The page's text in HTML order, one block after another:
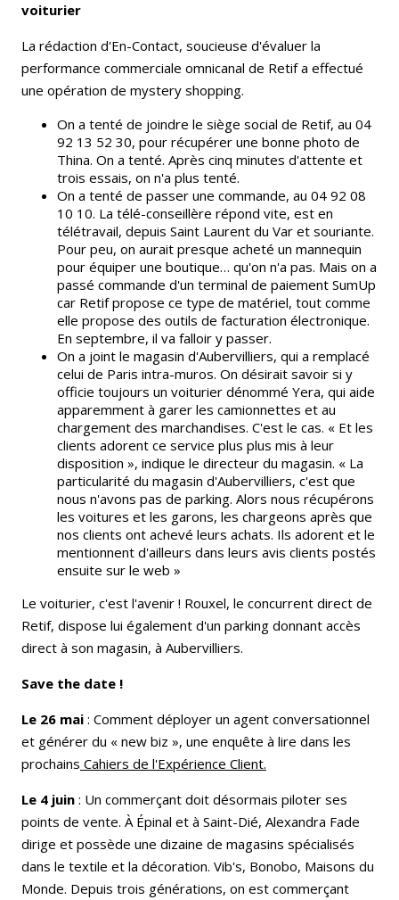
voiturier
La rédaction d'En-Contact, soucieuse d'évaluer la
performance commerciale omnicanal de Retif a effectué
une opération de mystery shopping.
On a tenté de joindre le siège social de Retif, au 04
92 13 52 30, pour récupérer une bonne photo de
Thina. On a tenté. Après cinq minutes d'attente et
trois essais, on n'a plus tenté.
On a tenté de passer une commande, au 04 92 08
10 10. La télé-conseillère répond vite, est en
télétravail, depuis Saint Laurent du Var et souriante.
Pour peu, on aurait presque acheté un mannequin
pour équiper une boutique… qu'on n'a pas. Mais on a
passé commande d'un terminal de paiement SumUp
car Retif propose ce type de matériel, tout comme
elle propose des outils de facturation électronique.
En septembre, il va falloir y passer.
On a joint le magasin d'Aubervilliers, qui a remplacé
celui de Paris intra-muros. On désirait savoir si y
officie toujours un voiturier dénommé Yera, qui aide
apparemment à garer les camionnettes et au
chargement des marchandises. C'est le cas. « Et les
clients adorent ce service plus plus mis à leur
disposition », indique le directeur du magasin. « La
particularité du magasin d'Aubervilliers, c'est que
nous n'avons pas de parking. Alors nous récupérons
les voitures et les garons, les chargeons après que
nos clients ont achevé leurs achats. Ils adorent et le
mentionnent d'ailleurs dans leurs avis clients postés
ensuite sur le web »
Le voiturier, c'est l'avenir ! Rouxel, le concurrent direct de
Retif, dispose lui également d'un parking donnant accès
direct à son magasin, à Aubervilliers.
Save the date !
Le 26 mai : Comment déployer un agent conversationnel
et générer du « new biz », une enquête à lire dans les
prochains Cahiers de l'Expérience Client.
Le 4 juin : Un commerçant doit désormais piloter ses
points de vente. À Épinal et à Saint-Dié, Alexandra Fade
dirige et possède une dizaine de magasins spécialisés
dans le textile et la décoration. Vib's, Bonobo, Maisons du
Monde. Depuis trois générations, on est commerçant